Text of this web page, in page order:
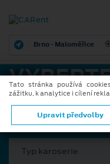
Brno - Maloměřice
Model
Typ karoserie
Tato stránka používá
zážitku, k analytice i cílení
Upravit předvolby